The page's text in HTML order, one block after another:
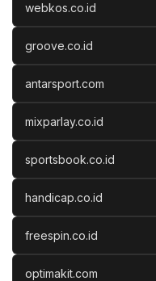
webkos.co.id
groove.co.id
antarsport.com
mixparlay.co.id
sportsbook.co.id
handicap.co.id
freespin.co.id
optimakit.com